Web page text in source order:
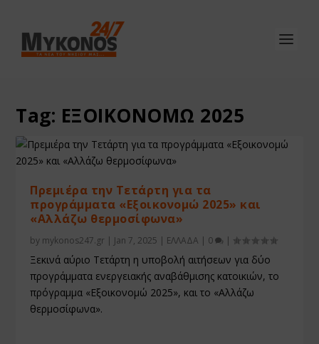
Tag: ΕΞΟΙΚΟΝΟΜΩ 2025
Πρεμιέρα την Τετάρτη για τα
προγράμματα «Εξοικονομώ 2025» και
«Αλλάζω θερμοσίφωνα»
by mykonos247.gr | Jan 7, 2025 | ΕΛΛΑΔΑ | 0 |
Ξεκινά αύριο Τετάρτη η υποβολή αιτήσεων για δύο
προγράμματα ενεργειακής αναβάθμισης κατοικιών, το
πρόγραμμα «Εξοικονομώ 2025», και το «Αλλάζω
θερμοσίφωνα».